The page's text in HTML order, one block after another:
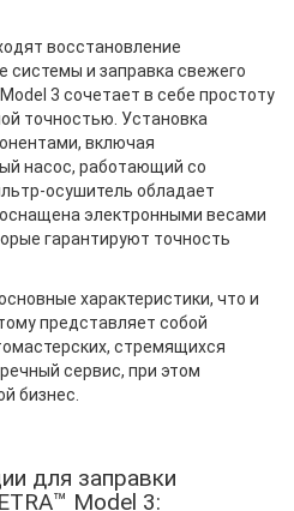
восстановление
системы и заправка свежего
3 сочетает в себе простоту
точностью. Установка
включая
насос, работающий со
осушитель обладает
электронными весами
гарантируют точность
характеристики, что и
представляет собой
стремящихся
сервис, при этом
бизнес.
для заправки
Model 3: